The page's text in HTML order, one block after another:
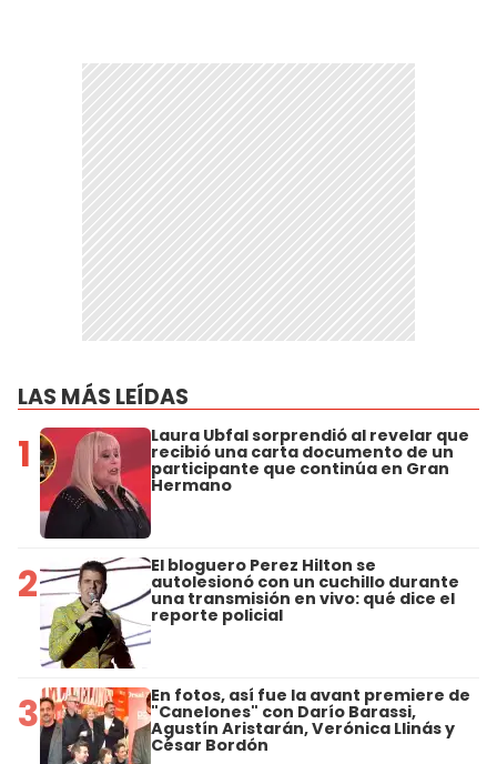
LAS MÁS LEÍDAS
1 Laura Ubfal sorprendió al revelar que
recibió una carta documento de un
participante que continúa en Gran
Hermano
2 El bloguero Perez Hilton se
autolesionó con un cuchillo durante
una transmisión en vivo: qué dice el
reporte policial
3 En fotos, así fue la avant premiere de
"Canelones" con Darío Barassi,
Agustín Aristarán, Verónica Llinás y
César Bordón